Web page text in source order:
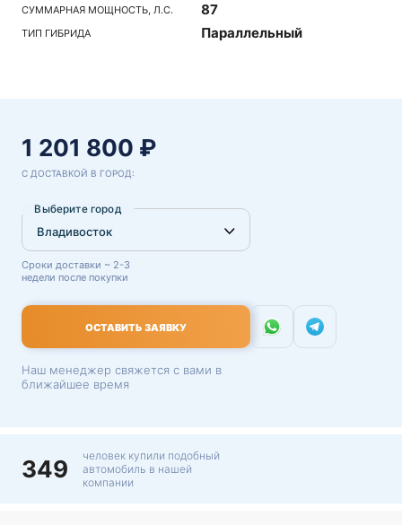
СУММАРНАЯ МОЩНОСТЬ, Л.С. 87
ТИП ГИБРИДА Параллельный
1 201 800 ₽
С ДОСТАВКОЙ В ГОРОД:
Выберите город
Сроки доставки ~ 2-3
недели после покупки
ОСТАВИТЬ ЗАЯВКУ
Наш менеджер свяжется с вами в
ближайшее время
349
человек купили подобный
автомобиль в нашей
компании